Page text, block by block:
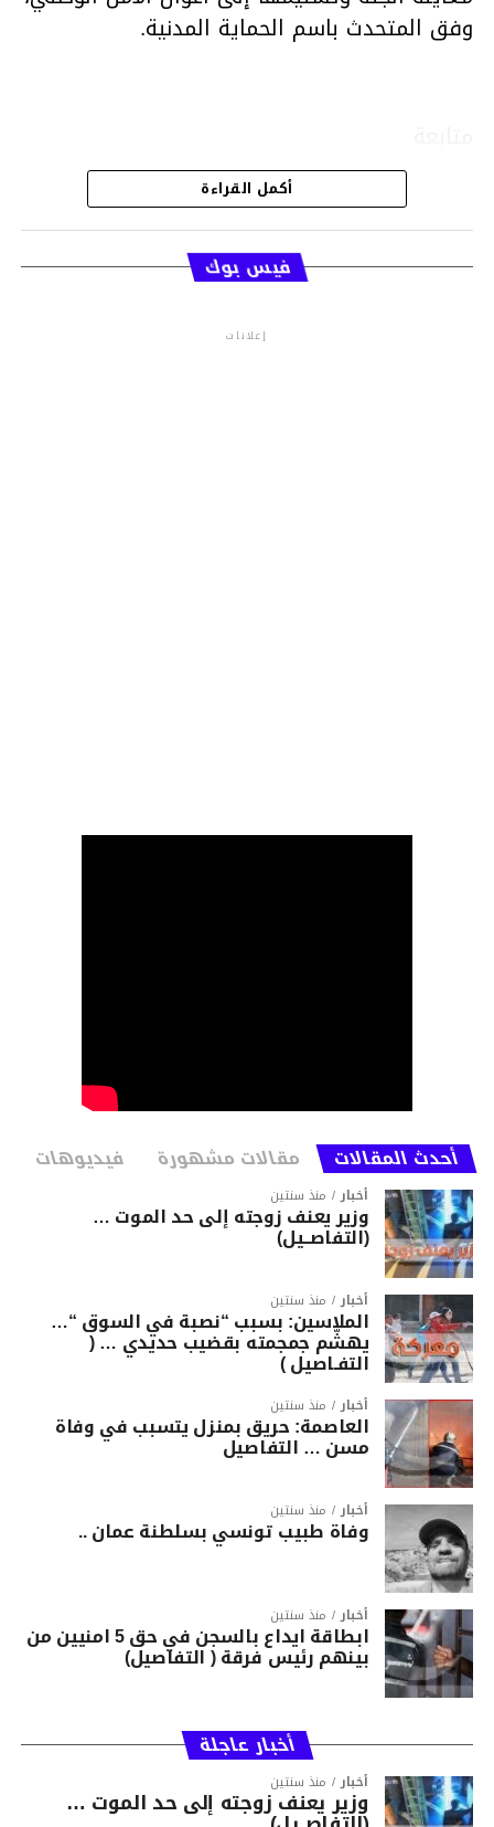
وفق المتحدث باسم الحماية المدنية.
قسم الاخبار
أكمل القراءة
فيس بوك
إعلانات
أحدث المقالات مقالات مشهورة فيديوهات
أخبار منذ سنتين
وزير يعنف زوجته إلى حد الموت …
(التفاصــيل)
أخبار منذ سنتين
الملاسين: بسبب “نصبة في السوق “…
يهشّم جمجمته بقضيب حديدي … (
التفـاصيل )
أخبار منذ سنتين
العاصمة: حريق بمنزل يتسبب في وفاة
مسن … التفاصيل
أخبار منذ سنتين
وفاة طبيب تونسي بسلطنة عمان ..
أخبار منذ سنتين
ابطاقة ايداع بالسجن في حق 5 امنيين من
بينهم رئيس فرقة ( التفاصيل)
أخبار عاجلة
أخبار منذ سنتين
وزير يعنف زوجته إلى حد الموت …